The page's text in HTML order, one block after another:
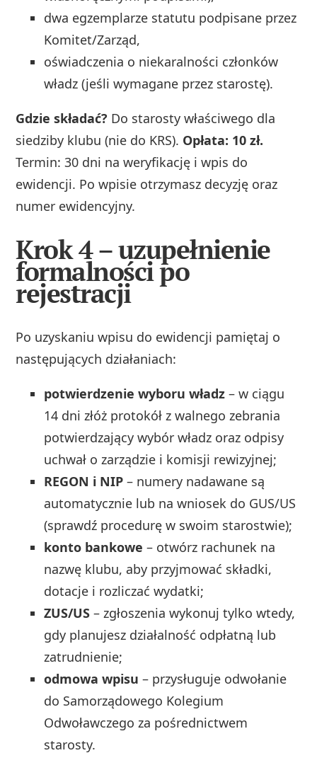
dwa egzemplarze statutu podpisane przez
Komitet/Zarząd,
oświadczenia o niekaralności członków
władz (jeśli wymagane przez starostę).
Gdzie składać? Do starosty właściwego dla
siedziby klubu (nie do KRS). Opłata: 10 zł.
Termin: 30 dni na weryfikację i wpis do
ewidencji. Po wpisie otrzymasz decyzję oraz
numer ewidencyjny.
Krok 4 – uzupełnienie
formalności po
rejestracji
Po uzyskaniu wpisu do ewidencji pamiętaj o
następujących działaniach:
potwierdzenie wyboru władz – w ciągu
14 dni złóż protokół z walnego zebrania
potwierdzający wybór władz oraz odpisy
uchwał o zarządzie i komisji rewizyjnej;
REGON i NIP – numery nadawane są
automatycznie lub na wniosek do GUS/US
(sprawdź procedurę w swoim starostwie);
konto bankowe – otwórz rachunek na
nazwę klubu, aby przyjmować składki,
dotacje i rozliczać wydatki;
ZUS/US – zgłoszenia wykonuj tylko wtedy,
gdy planujesz działalność odpłatną lub
zatrudnienie;
odmowa wpisu – przysługuje odwołanie
do Samorządowego Kolegium
Odwoławczego za pośrednictwem
starosty.